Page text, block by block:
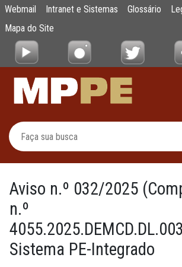
Pular para o Conteúdo principal
Aviso n.º 032/2025 (Compra
Webmail Intranet e Sistemas Glossário
Mapa do Site
Aviso n.º 032/2025
n.º
Sistema PE-Integrado